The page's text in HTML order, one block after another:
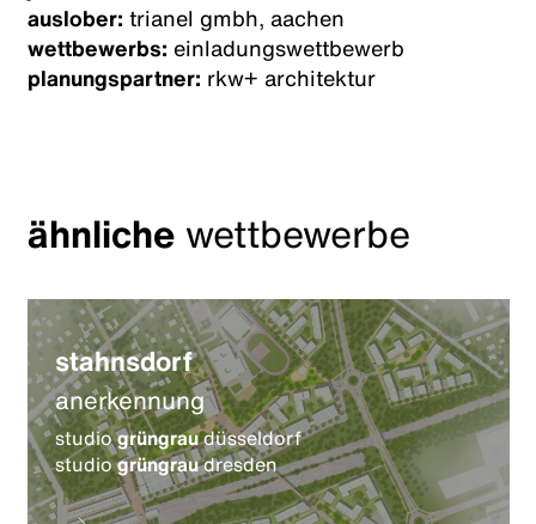
auslober: trianel gmbh, aachen
wettbewerbs: einladungswettbewerb
planungspartner: rkw+ architektur
ähnlichewettbewerbe
stahnsdorf
anerkennung
studiogrüngraudüsseldorf
studiogrüngraudresden